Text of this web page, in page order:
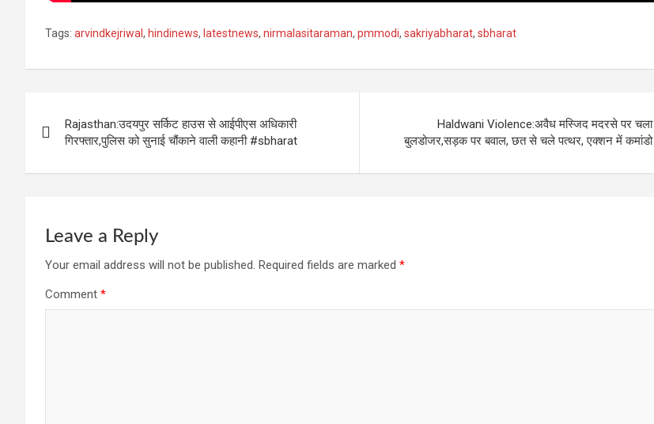
Tags: arvindkejriwal, hindinews, latestnews, nirmalasitaraman, pmmodi, sakriyabharat, sbharat
navigation
Rajasthan:उदयपुर सर्किट हाउस से आईपीएस अधिकारी
गिरफ्तार,पुलिस को सुनाई चौंकाने वाली कहानी #sbharat
Haldwani Violence:अवैध मस्जिद मदरसे पर चला
बुलडोजर,सड़क पर बवाल, छत से चले पत्थर, एक्शन में कमांडो
Leave a Reply
Your email address will not be published. Required fields are marked *
Comment *